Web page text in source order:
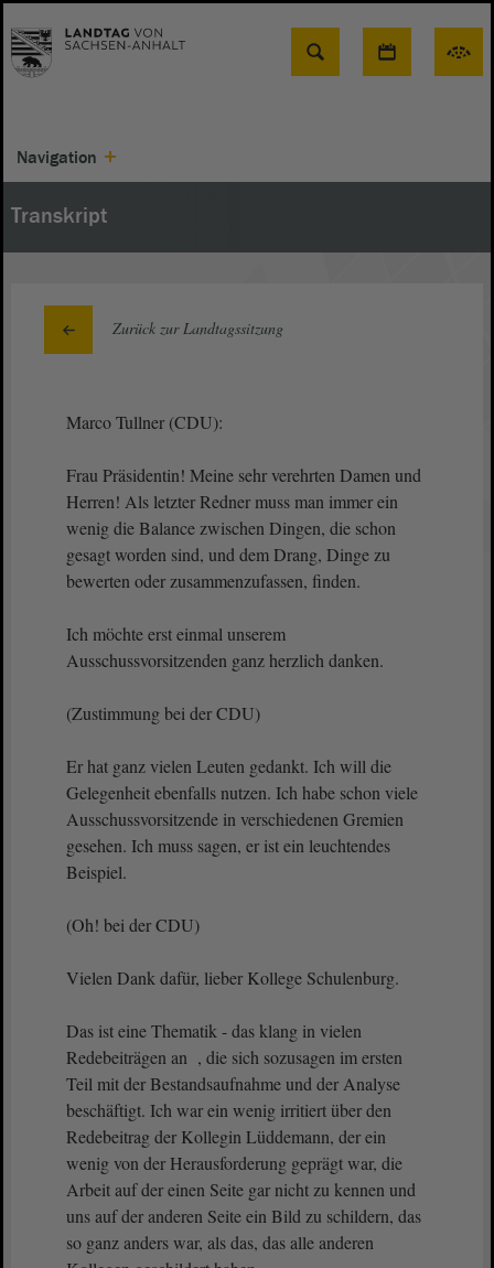
Suche
Navigation
Transkript
Zurück zur Landtagssitzung
Marco Tullner (CDU):
Frau Präsidentin! Meine sehr verehrten Damen und
Herren! Als letzter Redner muss man immer ein
wenig die Balance zwischen Dingen, die schon
gesagt worden sind, und dem Drang, Dinge zu
bewerten oder zusammenzufassen, finden.
Ich möchte erst einmal unserem
Ausschussvorsitzenden ganz herzlich danken.
(Zustimmung bei der CDU)
Er hat ganz vielen Leuten gedankt. Ich will die
Gelegenheit ebenfalls nutzen. Ich habe schon viele
Ausschussvorsitzende in verschiedenen Gremien
gesehen. Ich muss sagen, er ist ein leuchtendes
Beispiel.
(Oh! bei der CDU)
Vielen Dank dafür, lieber Kollege Schulenburg.
Das ist eine Thematik - das klang in vielen
Redebeiträgen an , die sich sozusagen im ersten
Teil mit der Bestandsaufnahme und der Analyse
beschäftigt. Ich war ein wenig irritiert über den
Redebeitrag der Kollegin Lüddemann, der ein
wenig von der Herausforderung geprägt war, die
Arbeit auf der einen Seite gar nicht zu kennen und
uns auf der anderen Seite ein Bild zu schildern, das
so ganz anders war, als das, das alle anderen